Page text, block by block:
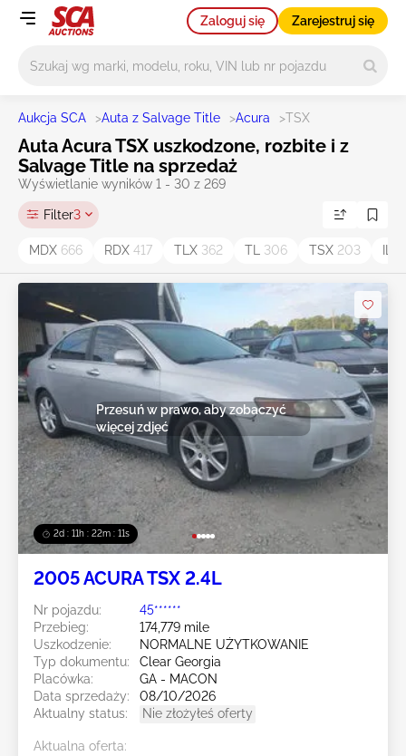
Zaloguj się Zarejestruj się
Aukcja SCA >Auta z Salvage Title >Acura >TSX
Auta Acura TSX uszkodzone, rozbite i z
Salvage Title na sprzedaż
Wyświetlanie wyników 1 - 30 z 269
Filter3
MDX 666 RDX 417 TLX 362 TL 306 TSX 203
2d : 11h : 22m : 08s
Przesuń w prawo, aby zobaczyć
więcej zdjęć
2005 ACURA TSX 2.4L
Nr pojazdu:
45******
Przebieg:
174,779 mile
Uszkodzenie:
NORMALNE UŻYTKOWANIE
Typ dokumentu:
Clear Georgia
Placówka:
GA - MACON
Data sprzedaży:
08/10/2026
Aktualny status:
Nie złożyłeś oferty
Aktualna oferta: